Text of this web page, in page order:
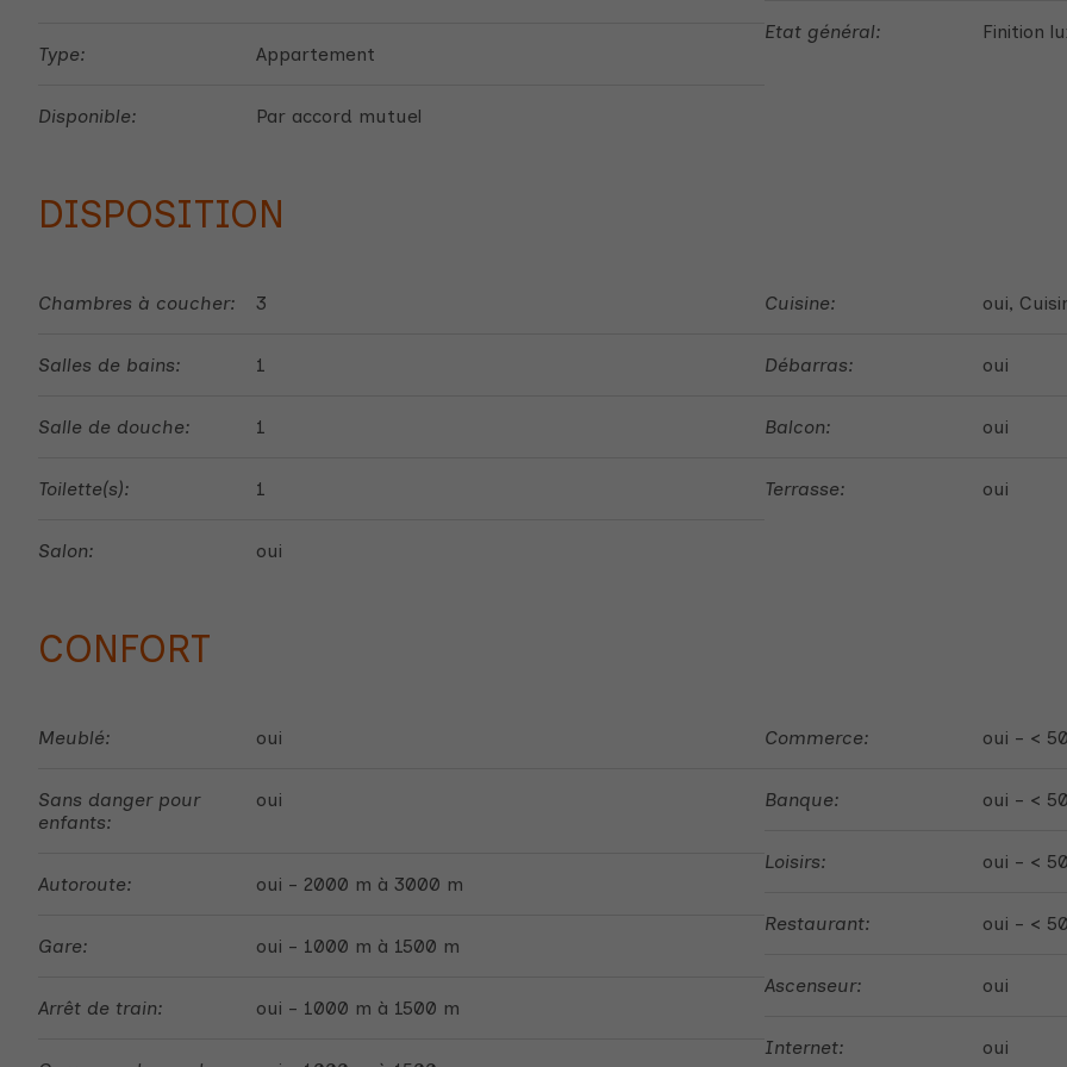
Type: Appartement
Disponible: Par accord mutuel
Etat général: Finition
DISPOSITION
Chambres à coucher: 3
Salles de bains: 1
Salle de douche: 1
Toilette(s): 1
Salon: oui
Cuisine: oui,
Débarras: oui
Balcon: oui
Terrasse: oui
CONFORT
Meublé: oui
Sans danger pour
enfants:
oui
Autoroute: oui - 2000 m à 3000 m
Gare: oui - 1000 m à 1500 m
Arrêt de train: oui - 1000 m à 1500 m
Commerce: oui - <
Banque: oui - <
Loisirs: oui - <
Restaurant: oui - <
Ascenseur: oui
Internet: oui